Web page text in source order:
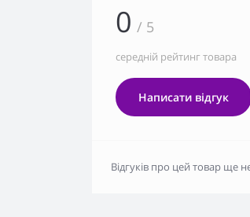
0 / 5
середній рейтинг товара
Написати відгук
Відгуків про цей товар ще